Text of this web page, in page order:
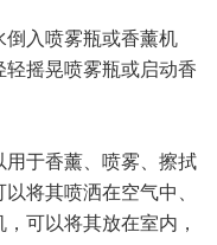
入喷雾瓶或香薰机
摇晃喷雾瓶或启动香
于香薰、喷雾、擦拭
将其喷洒在空气中、
可以将其放在室内，